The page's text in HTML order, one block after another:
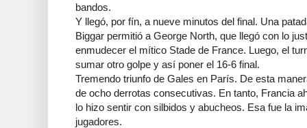
bandos.
Y llegó, por fín, a nueve minutos del final. Una
Biggar permitió a George North, que llegó con lo
enmudecer el mítico Stade de France. Luego, el
sumar otro golpe y así poner el 16-6 final.
Tremendo triunfo de Gales en París. De esta
de ocho derrotas consecutivas. En tanto, Francia
lo hizo sentir con silbidos y abucheos. Esa fue la
jugadores.